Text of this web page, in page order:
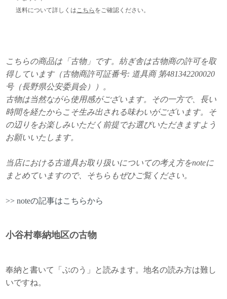
送料について詳しくはこちら をご確認ください。
こちらの商品は「古物」です。紡ぎ舎は古物商の許可を取
得しています（古物商許可証番号: 道具商 第481342200020
号（長野県公安委員会））。
古物は当然ながら使用感がございます。その一方で、長い
時間を経たからこそ生み出される味わいがございます。そ
の辺りをお楽しみいただく前提でお選びいただきますよう
お願いいたします。
当店における古道具お取り扱いについての考え方をnoteに
まとめていますので、そちらもぜひご覧ください。
>> noteの記事はこちらから
小谷村奉納地区の古物
奉納と書いて「ぶのう」と読みます。地名の読み方は難し
いですね。